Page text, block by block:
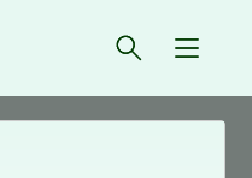
Åpne søk
{